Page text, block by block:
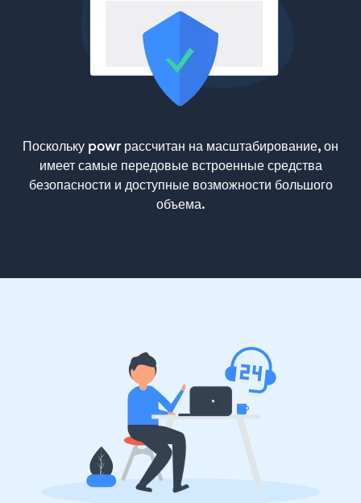
Поскольку powr рассчитан на масштабирование, он
имеет самые передовые встроенные средства
безопасности и доступные возможности большого
объема.